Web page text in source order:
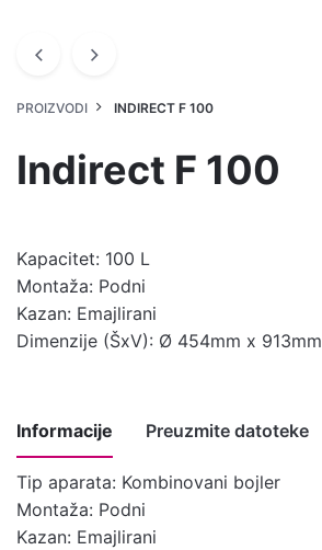
PROIZVODI INDIRECT F 100
Indirect F 100
Kapacitet: 100 L
Montaža: Podni
Kazan: Emajlirani
Dimenzije (ŠxV): Ø 454mm x 913mm
Informacije Preuzmite datoteke
Tip aparata: Kombinovani bojler
Montaža: Podni
Kazan: Emajlirani
Uputstvo za
instalaciju,